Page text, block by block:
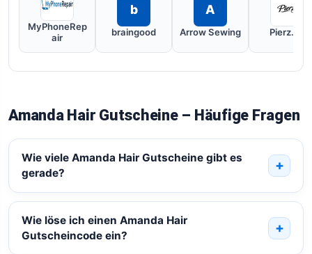
MyPhoneRep
air
b
braingood
A
Arrow Sewing Pierz.de
Amanda Hair Gutscheine – Häufige Fragen
Wie viele Amanda Hair Gutscheine gibt es
gerade?
Wie löse ich einen Amanda Hair
Gutscheincode ein?